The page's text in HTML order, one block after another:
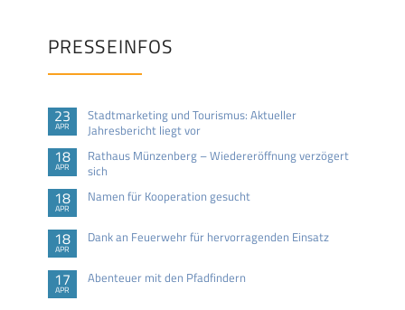
PRESSEINFOS
23
APR
Stadtmarketing und Tourismus: Aktueller
Jahresbericht liegt vor
18
APR
Rathaus Münzenberg – Wiedereröffnung verzögert
sich
18
APR
Namen für Kooperation gesucht
18
APR
Dank an Feuerwehr für hervorragenden Einsatz
17
APR
Abenteuer mit den Pfadfindern